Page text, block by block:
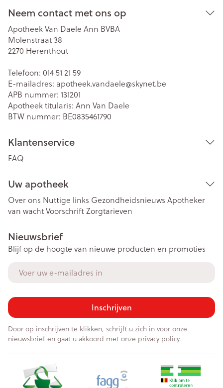
Neem contact met ons op
Apotheek Van Daele Ann BVBA
Molenstraat 38
2270 Herenthout
Telefoon: 014 51 21 59
E-mailadres: apotheek.vandaele@skynet.be
APB nummer: 131201
Apotheek titularis: Ann Van Daele
BTW nummer: BE0835461790
Klantenservice
FAQ
Uw apotheek
Over ons Nuttige links Gezondheidsnieuws Apotheker
van wachtVoorschriftZorgtarieven
Nieuwsbrief
Blijf op de hoogte van nieuwe producten en promoties
Inschrijven
Door op inschrijven te klikken, schrijft u zich in voor onze
nieuwsbrief en gaat u akkoord met onze privacy policy.